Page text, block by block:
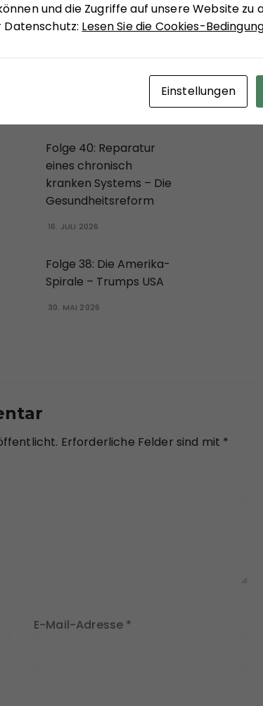
Eine Folge von Irrtümern
Folge 40: Reparatur
eines chronisch
kranken Systems – Die
Gesundheitsreform
16. JULI 2026
Folge 38: Die Amerika-
Spirale – Trumps USA
30. MAI 2026
Erforderliche Felder sind mit *
E-Mail-Adresse *
und die Zugriffe auf unsere Website zu
Datenschutz: Lesen Sie die Cookies-
Einstellungen